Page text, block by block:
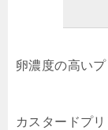
卵濃度の高い
カスタードプ